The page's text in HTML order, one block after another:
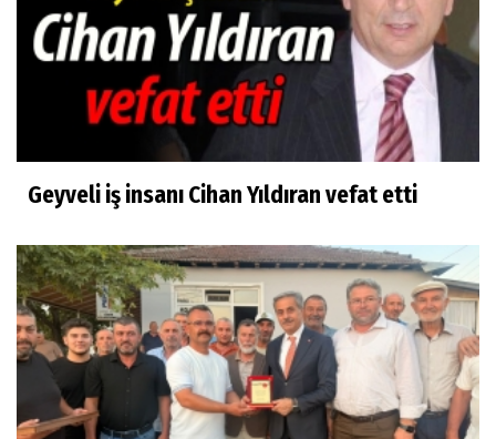
Geyveli iş insanı Cihan Yıldıran vefat etti